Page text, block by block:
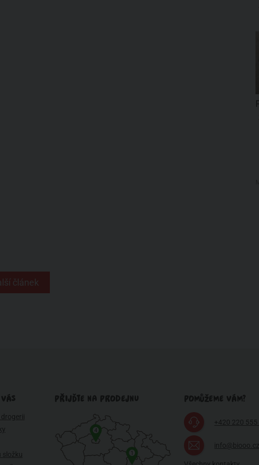
článek
složku
PŘIJĎTE NA PRODEJNU
1
4
POMŮŽEME VÁM?
+420 220 555
info@biooo.cz